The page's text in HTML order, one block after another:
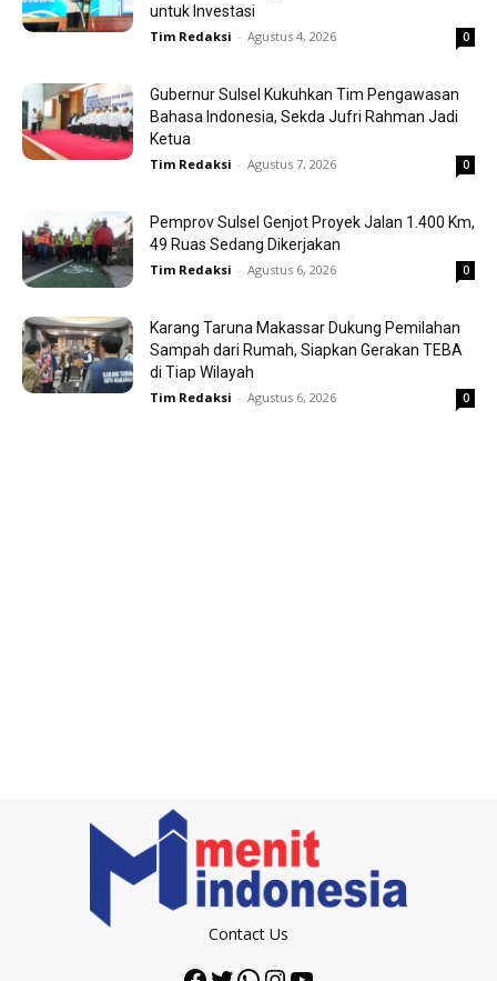
untuk Investasi
Tim Redaksi - Agustus 4, 2026 0
Gubernur Sulsel Kukuhkan Tim Pengawasan
Bahasa Indonesia, Sekda Jufri Rahman Jadi
Ketua
Tim Redaksi - Agustus 7, 2026 0
Pemprov Sulsel Genjot Proyek Jalan 1.400 Km,
49 Ruas Sedang Dikerjakan
Tim Redaksi - Agustus 6, 2026 0
Karang Taruna Makassar Dukung Pemilahan
Sampah dari Rumah, Siapkan Gerakan TEBA
di Tiap Wilayah
Tim Redaksi - Agustus 6, 2026 0
Contact Us